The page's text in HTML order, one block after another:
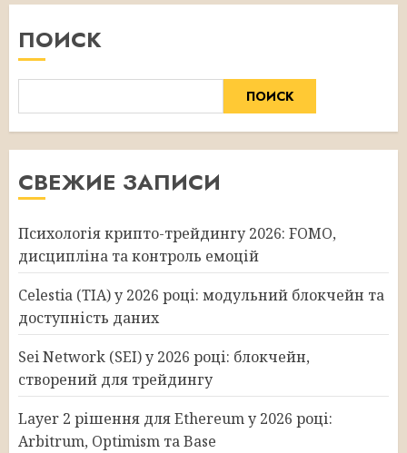
ПОИСК
ПОИСК
СВЕЖИЕ ЗАПИСИ
Психологія крипто-трейдингу 2026: FOMO,
дисципліна та контроль емоцій
Celestia (TIA) у 2026 році: модульний блокчейн та
доступність даних
Sei Network (SEI) у 2026 році: блокчейн,
створений для трейдингу
Layer 2 рішення для Ethereum у 2026 році:
Arbitrum, Optimism та Base